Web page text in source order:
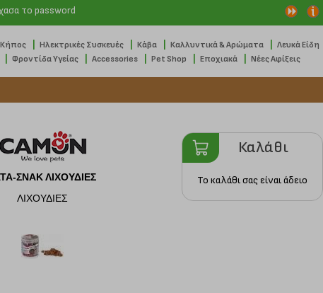
το password
Κήπος Ηλεκτρικές Συσκευές Κάβα Καλλυντικά & Αρώματα Λευκά Είδη
Φροντίδα Υγείας Accessories Pet Shop Εποχιακά Νέες Αφίξεις
ΣΝΑΚ ΛΙΧΟΥΔΙΕΣ
ΛΙΧΟΥΔΙΕΣ
Καλάθι
Το καλάθι σας είναι άδειο